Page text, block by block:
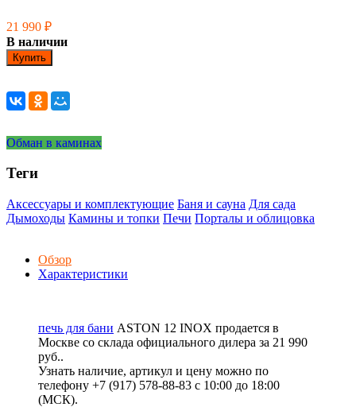
21 990 ₽
В наличии
Купить
Обман в каминах
Теги
Аксессуары и комплектующие Баня и сауна Для сада
Дымоходы Камины и топки Печи Порталы и облицовка
Обзор
Характеристики
печь для бани ASTON 12 INOX продается в
Москве со склада официального дилера за 21 990
руб..
Узнать наличие, артикул и цену можно по
телефону +7 (917) 578-88-83 с 10:00 до 18:00
(МСК).